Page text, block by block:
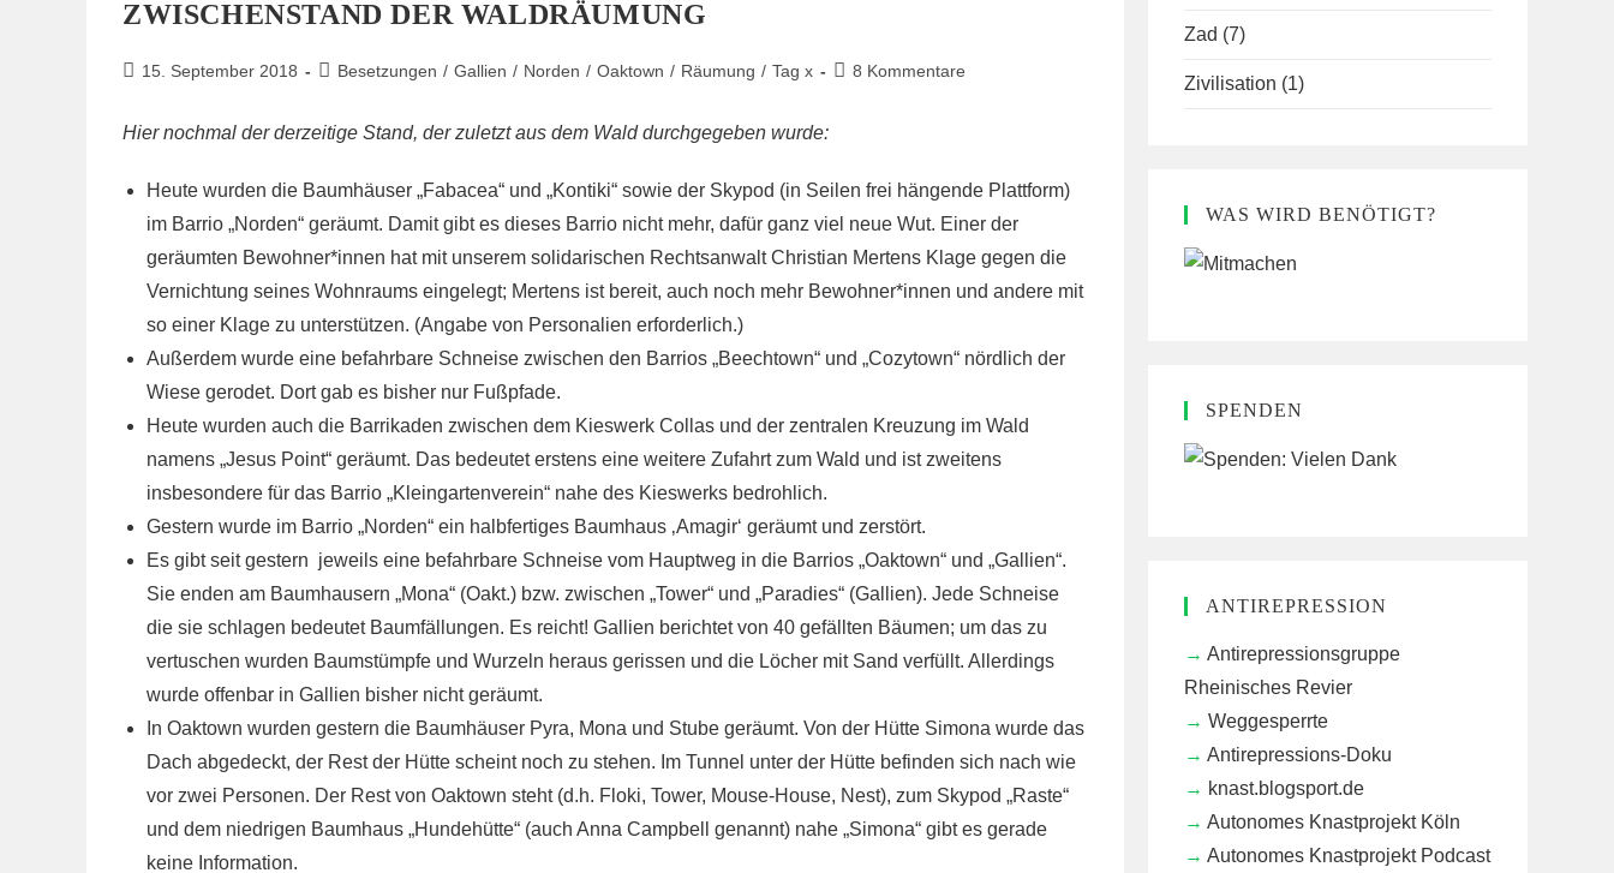
ZWISCHENSTAND DER WALDRÄUMUNG
Beitrag
15. September 2018
Beitrags-
Besetzungen / Gallien / Norden / Oaktown / Räumung / Tag x
Beitrags-
8 Kommentare
Hier nochmal der derzeitige Stand, der zuletzt aus dem Wald durchgegeben wurde:
Heute wurden die Baumhäuser „Fabacea“ und „Kontiki“ sowie der Skypod (in Seilen frei hängende Plattform)
im Barrio „Norden“ geräumt. Damit gibt es dieses Barrio nicht mehr, dafür ganz viel neue Wut. Einer der
geräumten Bewohner*innen hat mit unserem solidarischen Rechtsanwalt Christian Mertens Klage gegen die
Vernichtung seines Wohnraums eingelegt; Mertens ist bereit, auch noch mehr Bewohner*innen und andere mit
so einer Klage zu unterstützen. (Angabe von Personalien erforderlich.)
Außerdem wurde eine befahrbare Schneise zwischen den Barrios „Beechtown“ und „Cozytown“ nördlich der
Wiese gerodet. Dort gab es bisher nur Fußpfade.
Heute wurden auch die Barrikaden zwischen dem Kieswerk Collas und der zentralen Kreuzung im Wald
namens „Jesus Point“ geräumt. Das bedeutet erstens eine weitere Zufahrt zum Wald und ist zweitens
insbesondere für das Barrio „Kleingartenverein“ nahe des Kieswerks bedrohlich.
Gestern wurde im Barrio „Norden“ ein halbfertiges Baumhaus ‚Amagir‘ geräumt und zerstört.
Es gibt seit gestern jeweils eine befahrbare Schneise vom Hauptweg in die Barrios „Oaktown“ und „Gallien“.
Sie enden am Baumhausern „Mona“ (Oakt.) bzw. zwischen „Tower“ und „Paradies“ (Gallien). Jede Schneise
die sie schlagen bedeutet Baumfällungen. Es reicht! Gallien berichtet von 40 gefällten Bäumen; um das zu
vertuschen wurden Baumstümpfe und Wurzeln heraus gerissen und die Löcher mit Sand verfüllt. Allerdings
wurde offenbar in Gallien bisher nicht geräumt.
In Oaktown wurden gestern die Baumhäuser Pyra, Mona und Stube geräumt. Von der Hütte Simona wurde das
Dach abgedeckt, der Rest der Hütte scheint noch zu stehen. Im Tunnel unter der Hütte befinden sich nach wie
vor zwei Personen. Der Rest von Oaktown steht (d.h. Floki, Tower, Mouse-House, Nest), zum Skypod „Raste“
und dem niedrigen Baumhaus „Hundehütte“ (auch Anna Campbell genannt) nahe „Simona“ gibt es gerade
keine Information.
Zad (7)
Zivilisation (1)
WAS WIRD BENÖTIGT?
SPENDEN
ANTIREPRESSION
Antirepressionsgruppe
Rheinisches Revier
Weggesperrte
Antirepressions-Doku
knast.blogsport.de
Autonomes Knastprojekt Köln
Autonomes Knastprojekt Podcast